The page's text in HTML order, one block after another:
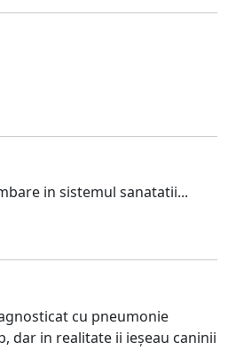
in sistemul sanatatii...
cu pneumonie
dar in realitate ii ieșeau caninii